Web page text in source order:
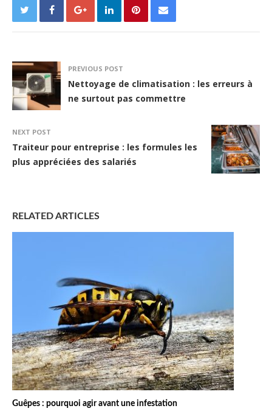
PREVIOUS POST
Nettoyage de climatisation : les erreurs à
ne surtout pas commettre
NEXT POST
Traiteur pour entreprise : les formules les
plus appréciées des salariés
RELATED ARTICLES
Guêpes : pourquoi agir avant une infestation